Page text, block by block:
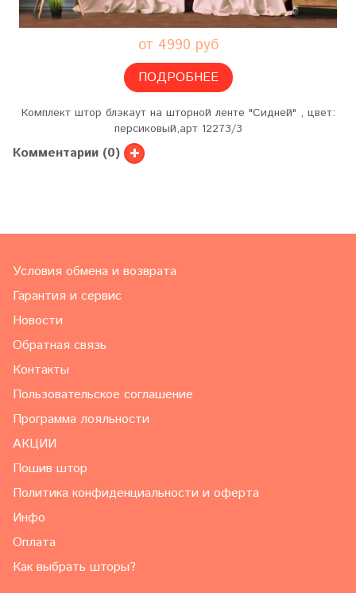
от 4990 руб
ПОДРОБНЕЕ
Комплект штор блэкаут на шторной ленте "Сидней" , цвет:
персиковый,арт 12273/3
Комментарии (0)
Условия обмена и возврата
Гарантия и сервис
Новости
Обратная связь
Контакты
Пользовательское соглашение
Программа лояльности
АКЦИИ
Пошив штор
Политика конфиденциальности и оферта
Инфо
Оплата
Как выбрать шторы?